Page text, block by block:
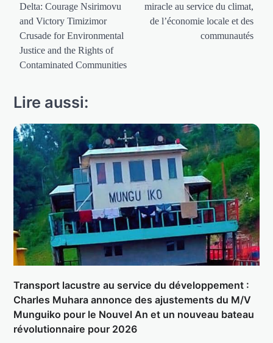
l’article
Delta: Courage Nsirimovu
and Victory Timizimor
Crusade for Environmental
Justice and the Rights of
Contaminated Communities
miracle au service du climat,
de l’économie locale et des
communautés
Lire aussi:
Transport lacustre au service du développement :
Charles Muhara annonce des ajustements du M/V
Munguiko pour le Nouvel An et un nouveau bateau
révolutionnaire pour 2026